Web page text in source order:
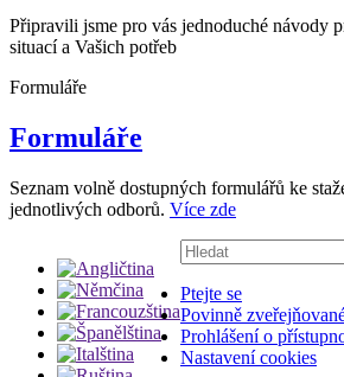
Připravili jsme pro vás jednoduché návody
situací a Vašich potřeb
Formuláře
Formuláře
Seznam volně dostupných formulářů ke
jednotlivých odborů. Více zde
Vyhledávání:
Ptejte se
Povinně
Prohlášení o
Nastavení cookies